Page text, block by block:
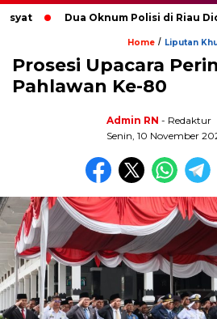
Dua Oknum Polisi di Riau
Home / Liputan
Prosesi Upacara
Pahlawan Ke-80
Admin RN - Redaktur
Senin, 10 November